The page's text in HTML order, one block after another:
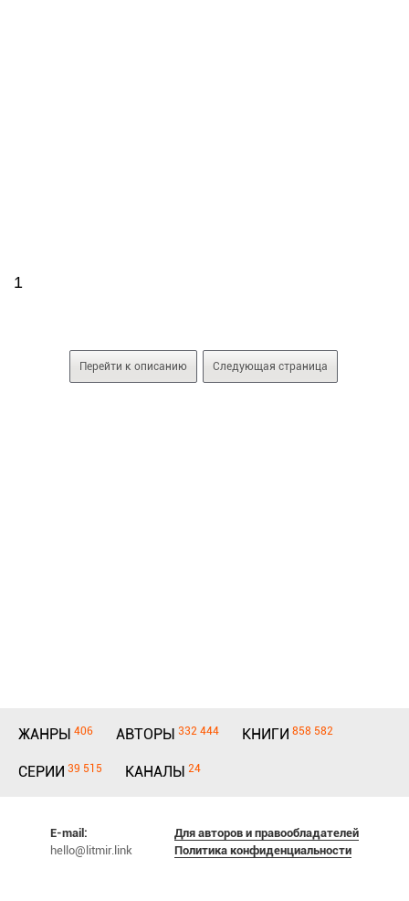
1
Перейти к описанию Следующая страница
ЖАНРЫ 406 АВТОРЫ 332 444 КНИГИ 858 582
СЕРИИ 39 515 КАНАЛЫ 24
E-mail:
hello@litmir.link
Для авторов и правообладателей
Политика конфиденциальности